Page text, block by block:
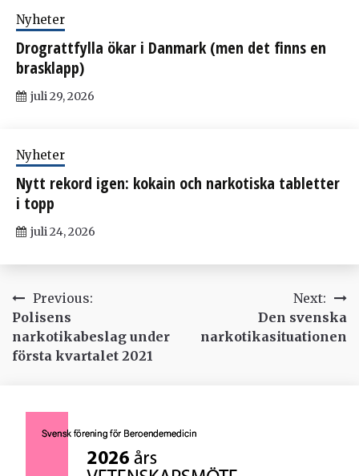
Nyheter
Drograttfylla ökar i Danmark (men det finns en
brasklapp)
juli 29, 2026
Nyheter
Nytt rekord igen: kokain och narkotiska tabletter
i topp
juli 24, 2026
Inläggsnavigering
Previous:
Polisens
narkotikabeslag under
första kvartalet 2021
Next:
Den svenska
narkotikasituationen